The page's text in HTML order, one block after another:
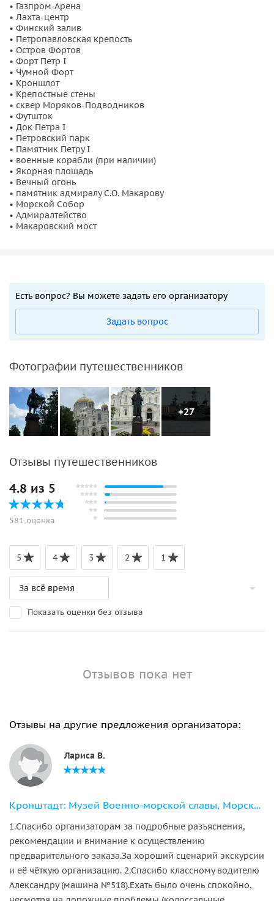
• Газпром-Арена
• Лахта-центр
• Финский залив
• Петропавловская крепость
• Остров Фортов
• Форт Петр I
• Чумной Форт
• Кроншлот
• Крепостные стены
• сквер Моряков-Подводников
• Футшток
• Док Петра I
• Петровский парк
• Памятник Петру I
• военные корабли (при наличии)
• Якорная площадь
• Вечный огонь
• памятник адмиралу С.О. Макарову
• Морской Собор
• Адмиралтейство
• Макаровский мост
Есть вопрос? Вы можете задать его организатору
Задать вопрос
Фотографии путешественников
+27
Отзывы путешественников
4.8 из 5
581 оценка
5 4 3 2 1
Показать оценки без отзыва
Отзывов пока нет
Отзывы на другие предложения организатора:
Лариса В.
Кронштадт: Музей Военно-морской славы, Морской собор + метеор
1.Спасибо организаторам за подробные разъяснения,
рекомендации и внимание к осуществлению
предварительного заказа.За хороший сценарий экскурсии
и её чёткую организацию. 2.Спасибо классному водителю
Александру (машина №518).Ехать было очень спокойно,